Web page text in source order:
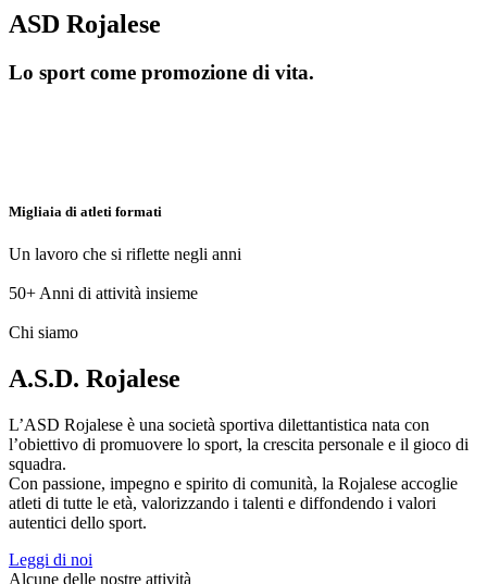
ASD Rojalese
Lo sport come promozione di vita.
Migliaia di atleti formati
Un lavoro che si riflette negli anni
50+ Anni di attività insieme
Chi siamo
A.S.D. Rojalese
L’ASD Rojalese è una società sportiva dilettantistica nata con
l’obiettivo di promuovere lo sport, la crescita personale e il gioco di
squadra.
Con passione, impegno e spirito di comunità, la Rojalese accoglie
atleti di tutte le età, valorizzando i talenti e diffondendo i valori
autentici dello sport.
Leggi di noi
Alcune delle nostre attività